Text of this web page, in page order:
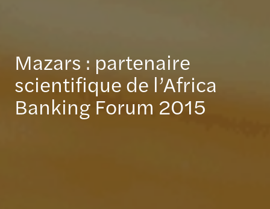
Mazars : partenaire
scientifique de l’Africa
Banking Forum 2015